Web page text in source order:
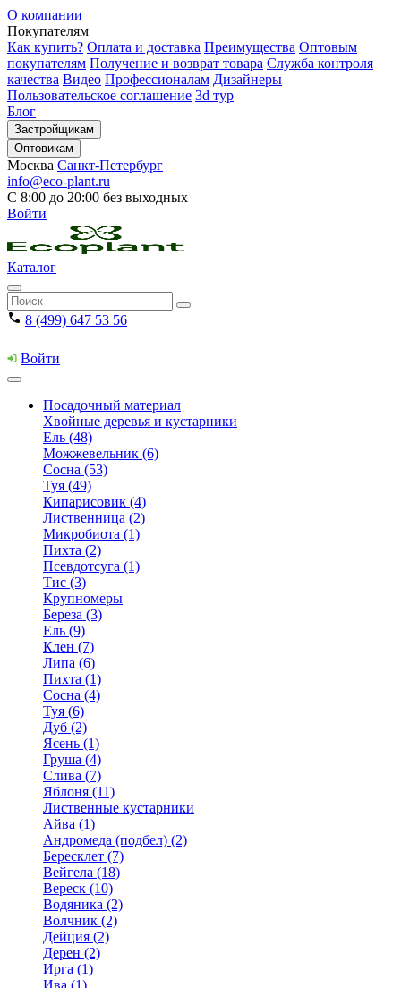
О компании
Покупателям
Как купить? Оплата и доставка Преимущества Оптовым
покупателям Получение и возврат товара Служба контроля
качества Видео Профессионалам Дизайнеры
Пользовательское соглашение 3d тур
Блог
Застройщикам
Оптовикам
Москва Санкт-Петербург
info@eco-plant.ru
С 8:00 до 20:00 без выходных
Войти
Каталог
8 (499) 647 53 56
Войти
Посадочный материал
Хвойные деревья и кустарники
Ель (48)
Можжевельник (6)
Сосна (53)
Туя (49)
Кипарисовик (4)
Лиственница (2)
Микробиота (1)
Пихта (2)
Псевдотсуга (1)
Тис (3)
Крупномеры
Береза (3)
Ель (9)
Клен (7)
Липа (6)
Пихта (1)
Сосна (4)
Туя (6)
Дуб (2)
Ясень (1)
Груша (4)
Слива (7)
Яблоня (11)
Лиственные кустарники
Айва (1)
Андромеда (подбел) (2)
Бересклет (7)
Вейгела (18)
Вереск (10)
Водяника (2)
Волчник (2)
Дейция (2)
Дерен (2)
Ирга (1)
Ива (1)